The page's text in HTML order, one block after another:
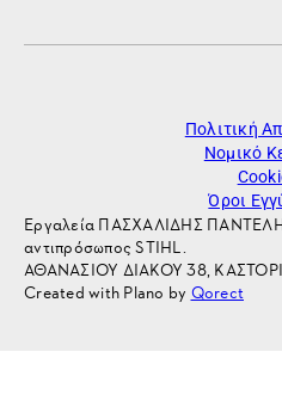
Πολιτική
Νομικό
Όροι
Εργαλεία ΠΑΣΧΑΛΙΔΗΣ
αντιπρόσωπος STIHL.
ΑΘΑΝΑΣΙΟΥ ΔΙΑΚΟΥ 38,
Created with Plano by Qorect